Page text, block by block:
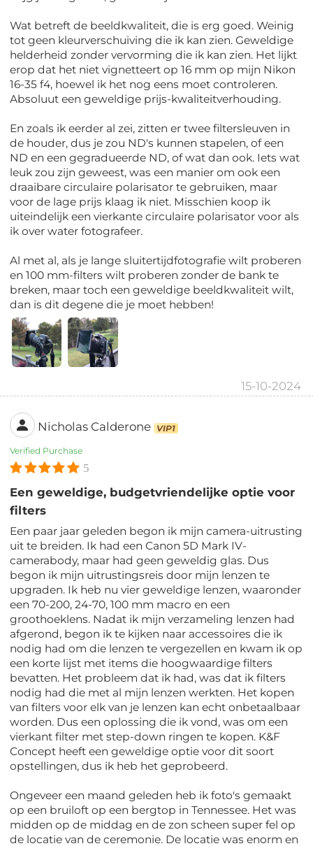
Wat betreft de beeldkwaliteit, die is erg goed. Weinig
tot geen kleurverschuiving die ik kan zien. Geweldige
helderheid zonder vervorming die ik kan zien. Het lijkt
erop dat het niet vignetteert op 16 mm op mijn Nikon
16-35 f4, hoewel ik het nog eens moet controleren.
Absoluut een geweldige prijs-kwaliteitverhouding.
En zoals ik eerder al zei, zitten er twee filtersleuven in
de houder, dus je zou ND's kunnen stapelen, of een
ND en een gegradueerde ND, of wat dan ook. Iets wat
leuk zou zijn geweest, was een manier om ook een
draaibare circulaire polarisator te gebruiken, maar
voor de lage prijs klaag ik niet. Misschien koop ik
uiteindelijk een vierkante circulaire polarisator voor als
ik over water fotografeer.
Al met al, als je lange sluitertijdfotografie wilt proberen
en 100 mm-filters wilt proberen zonder de bank te
breken, maar toch een geweldige beeldkwaliteit wilt,
dan is dit degene die je moet hebben!
15-10-2024
Nicholas Calderone VIP1
Verified Purchase
5
Een geweldige, budgetvriendelijke optie voor
filters
Een paar jaar geleden begon ik mijn camera-uitrusting
uit te breiden. Ik had een Canon 5D Mark IV-
camerabody, maar had geen geweldig glas. Dus
begon ik mijn uitrustingsreis door mijn lenzen te
upgraden. Ik heb nu vier geweldige lenzen, waaronder
een 70-200, 24-70, 100 mm macro en een
groothoeklens. Nadat ik mijn verzameling lenzen had
afgerond, begon ik te kijken naar accessoires die ik
nodig had om die lenzen te vergezellen en kwam ik op
een korte lijst met items die hoogwaardige filters
bevatten. Het probleem dat ik had, was dat ik filters
nodig had die met al mijn lenzen werkten. Het kopen
van filters voor elk van je lenzen kan echt onbetaalbaar
worden. Dus een oplossing die ik vond, was om een ​​
vierkant filter met step-down ringen te kopen. K&F
Concept heeft een geweldige optie voor dit soort
opstellingen, dus ik heb het geprobeerd.
Ongeveer een maand geleden heb ik foto's gemaakt
op een bruiloft op een bergtop in Tennessee. Het was
midden op de middag en de zon scheen super fel op
de locatie van de ceremonie. De locatie was enorm en